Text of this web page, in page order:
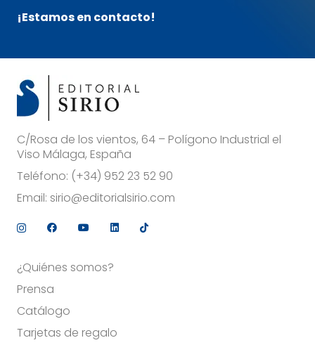
¡Estamos en contacto!
C/Rosa de los vientos, 64 – Polígono Industrial el
Viso Málaga, España
Teléfono: (+34) 952 23 52 90
Email: sirio@editorialsirio.com
¿Quiénes somos?
Prensa
Catálogo
Tarjetas de regalo